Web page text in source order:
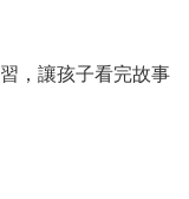
，讓孩子看完故事